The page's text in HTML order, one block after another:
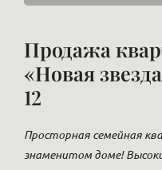
Продажа
«Новая
12
Просторная семейная
знаменитом доме!